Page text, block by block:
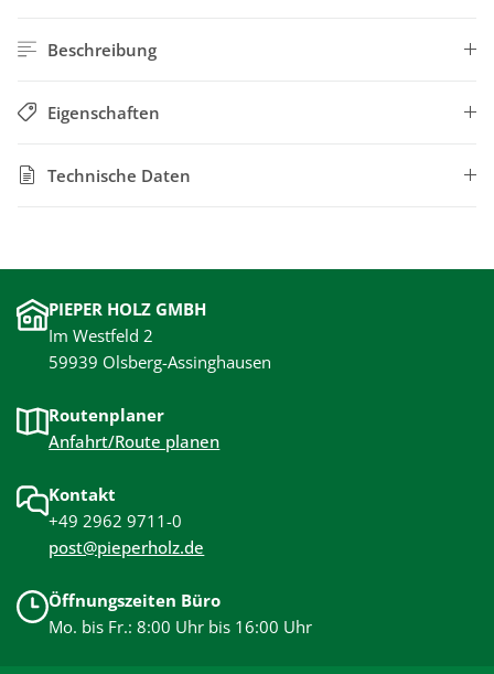
Beschreibung
Eigenschaften
Technische Daten
PIEPER HOLZ GMBH
Im Westfeld 2
59939 Olsberg-Assinghausen
Routenplaner
Anfahrt/Route planen
Kontakt
+49 2962 9711-0
post@pieperholz.de
Öffnungszeiten Büro
Mo. bis Fr.: 8:00 Uhr bis 16:00 Uhr